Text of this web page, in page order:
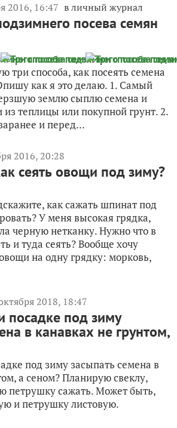
2016, 16:47 в личный журнал
посева семян
три способа, как посеять семена
как я это делаю. 1. Самый
землю сыплю семена и
из теплицы или покупной грунт. 2.
и перед...
2016, 20:28
сеять овощи под зиму?
как сажать шпинат под
У меня высокая грядка,
черную нетканку. Нужно что в
и туда сеять? Вообще хочу
на одну грядку: морковь,
2018, 18:47
под зиму
в канавках не грунтом,
под зиму засыпать семена в
а сеном? Планирую свеклу,
петрушку сажать. Может быть,
и петрушку листовую.